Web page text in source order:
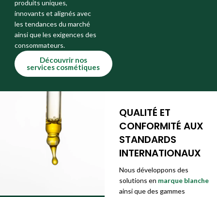
produits uniques,
innovants et alignés avec
les tendances du marché
ainsi que les exigences des
consommateurs.
Découvrir nos
services cosmétiques
QUALITÉ ET
CONFORMITÉ AUX
STANDARDS
INTERNATIONAUX
Nous développons des
solutions en marque blanche
ainsi que des gammes